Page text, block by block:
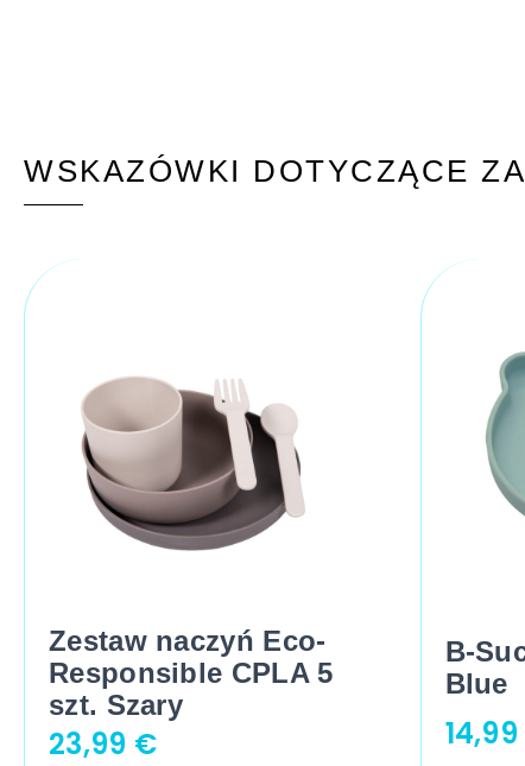
WSKAZÓWKI DOTYCZĄCE
Zestaw naczyń Eco-
Responsible CPLA 5
szt. Szary
23,99 €
B-
Blue
14,99